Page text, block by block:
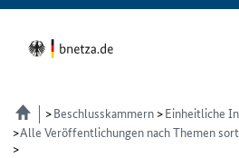
Beschlusskammern
Einheitliche
Alle Veröffentlichungen nach Themen